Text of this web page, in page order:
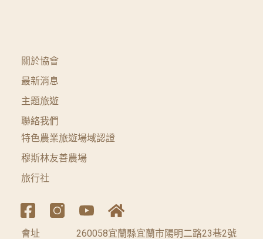
關於協會
最新消息
主題旅遊
聯絡我們
特色農業旅遊場域認證
穆斯林友善農場
旅行社
會址 260058宜蘭縣宜蘭市陽明二路23巷2號